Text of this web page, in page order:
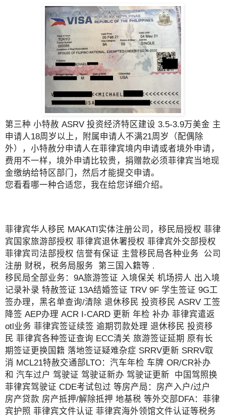
第三种 小特赦 ASRV 投资经济特区建设 3.5-3.9万美金 主
申请人18周岁以上，附属申请人不满21周岁（配偶除
外），小特赦分申请人在菲律宾境内申请或者境外申请，
费用不一样，境外申请比较贵，捐赠款必须菲律宾当地现
金缴纳给特区部门，然后才能提交申请。
您看看哪一种合适您，我在给您详细介绍。
菲律宾华人移民 MAKATI实体注册公司，移民局授权 菲律
宾国家旅游部授权 菲律宾退休署授权 菲律宾外交部授权
菲律宾司法部授权 信誉有保证 主营移民局各种业务 公司
注册 财税，税务局服务 第三国入籍等 .
移民局全部业务：9A旅游签证 入境保关 机场捞人 出入境
记录补录 特赦签证 13A结婚签证 TRV 9F 学生签证 9G工
签办理，黑名单查询/清除 退休移民 投资移民 ASRV 工签
降签 AEP办理 ACR I-CARD 更新 年检 补办 菲律宾遣返
otl业务 菲律宾签证续签 逾期罚款处理 退休移民 投资移
民 菲律宾各种签证查询 ECC清关 旅游签证延期 原有长
期签证更换国籍 落地签证疑难杂症 SRRV更新 SRRV取
消 MCL21特赦交通部LTO：汽车年检 车牌 OR/CR补办
和 汽车过户 驾驶证 驾驶证新办 驾驶证更新 中国驾照换
菲律宾驾驶证 CDE考试包过 等房产局：房产入户/过户
房产贷款 房产抵押/解除抵押 地基税 等外交部DFA：菲律
宾护照 菲律宾文件认证 菲律宾海外领馆文件认证等税务